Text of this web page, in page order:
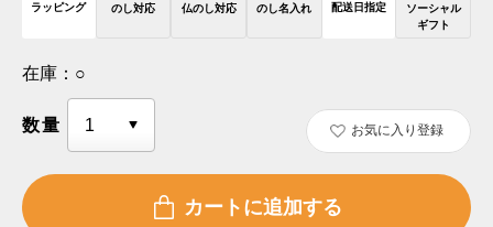
ラッピング のし対応 仏のし対応 のし名入れ 配送日指定
ソーシャル
ギフト
在庫： ○
数量 お気に入り登録